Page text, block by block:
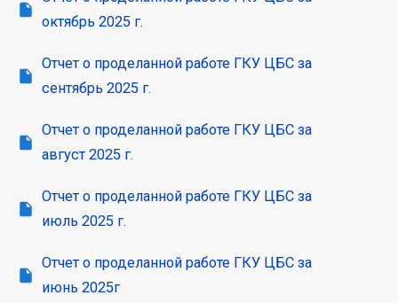
октябрь 2025 г.
Отчет о проделанной работе ГКУ ЦБС за
сентябрь 2025 г.
Отчет о проделанной работе ГКУ ЦБС за
август 2025 г.
Отчет о проделанной работе ГКУ ЦБС за
июль 2025 г.
Отчет о проделанной работе ГКУ ЦБС за
июнь 2025г